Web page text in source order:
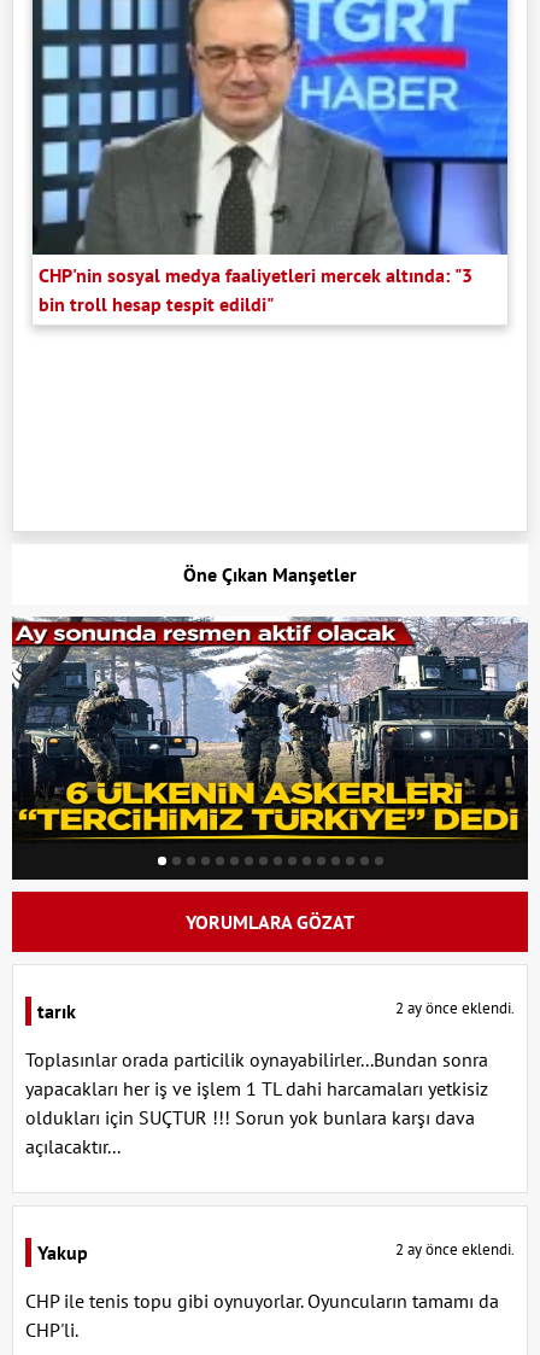
CHP'nin sosyal medya faaliyetleri mercek altında: "3
bin troll hesap tespit edildi"
Öne Çıkan Manşetler
YORUMLARA GÖZAT
tarık 2 ay önce eklendi.
Toplasınlar orada particilik oynayabilirler...Bundan sonra
yapacakları her iş ve işlem 1 TL dahi harcamaları yetkisiz
oldukları için SUÇTUR !!! Sorun yok bunlara karşı dava
açılacaktır...
Yakup 2 ay önce eklendi.
CHP ile tenis topu gibi oynuyorlar. Oyuncuların tamamı da
CHP'li.